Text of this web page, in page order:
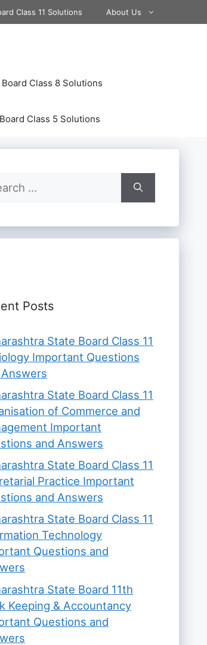
Class 11 Solutions About Us
Class 8 Solutions
Class 5 Solutions
Posts
State Board Class 11
Important Questions
State Board Class 11
of Commerce and
Important
and Answers
State Board Class 11
Practice Important
and Answers
State Board Class 11
Technology
Questions and
State Board 11th
Keeping & Accountancy
Questions and